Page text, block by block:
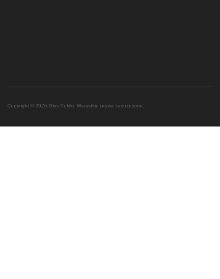
Copyright © 2026 Głos Polski. Wszystkie prawa zastrzeżone.